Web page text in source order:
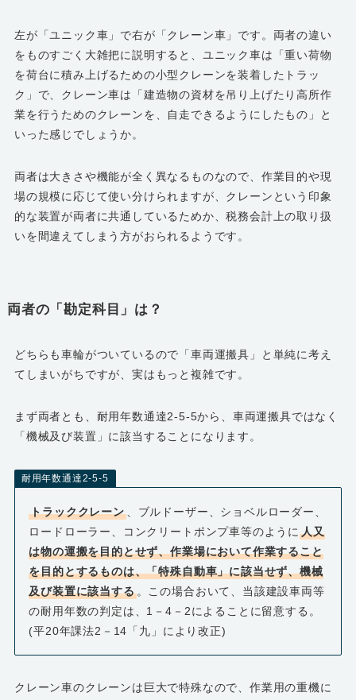
左が「ユニック車」で右が「クレーン車」です。両者の違い
をものすごく大雑把に説明すると、ユニック車は「重い荷物
を荷台に積み上げるための小型クレーンを装着したトラッ
ク」で、クレーン車は「建造物の資材を吊り上げたり高所作
業を行うためのクレーンを、自走できるようにしたもの」と
いった感じでしょうか。
両者は大きさや機能が全く異なるものなので、作業目的や現
場の規模に応じて使い分けられますが、クレーンという印象
的な装置が両者に共通しているためか、税務会計上の取り扱
いを間違えてしまう方がおられるようです。
両者の「勘定科目」は？
どちらも車輪がついているので「車両運搬具」と単純に考え
てしまいがちですが、実はもっと複雑です。
まず両者とも、耐用年数通達2-5-5から、車両運搬具ではなく
「機械及び装置」に該当することになります。
耐用年数通達2-5-5
トラッククレーン、ブルドーザー、ショベルローダー、
ロードローラー、コンクリートポンプ車等のように 人又
は物の運搬を目的とせず、作業場において作業すること
を目的とするものは、「特殊自動車」に該当せず、機械
及び装置に該当する。この場合おいて、当該建設車両等
の耐用年数の判定は、1－4－2によることに留意する。
(平20年課法2－14「九」により改正)
クレーン車のクレーンは巨大で特殊なので、作業用の重機に